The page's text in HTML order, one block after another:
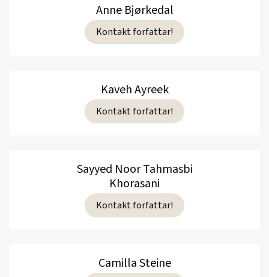
Anne Bjørkedal
Kontakt forfattar!
Kaveh Ayreek
Kontakt forfattar!
Sayyed Noor Tahmasbi
Khorasani
Kontakt forfattar!
Camilla Steine